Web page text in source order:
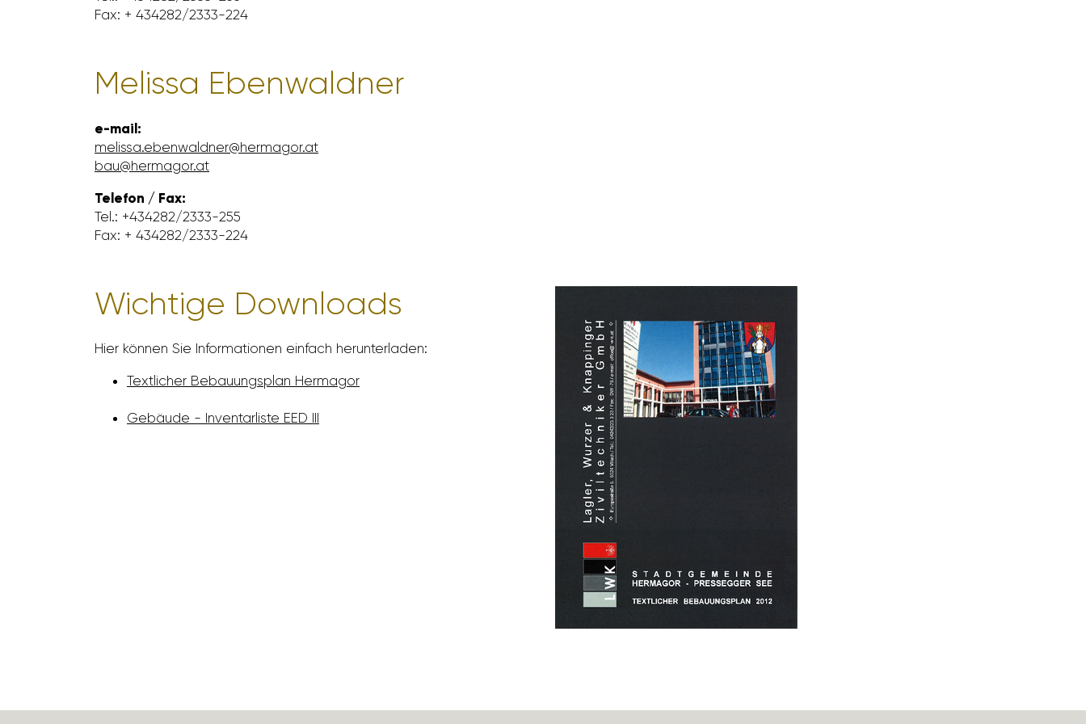
Fax: + 434282/​2333-224
Melissa Eben­waldner
e-mail:
melissa.eben­waldner@hermagor.at
bau@hermagor.at
Telefon / Fax:
Tel.: +434282/​2333-255
Fax: + 434282/​2333-224
Wich­tige Down­loads
Hier können Sie Infor­ma­tionen einfach herun­ter­laden:
Text­li­cher Bebau­ungs­plan Hermagor
Gebäude - Inven­tar­liste EED III